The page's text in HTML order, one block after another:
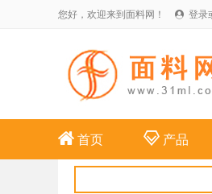
您好，欢迎来到面料网！  登录
 首页 产品